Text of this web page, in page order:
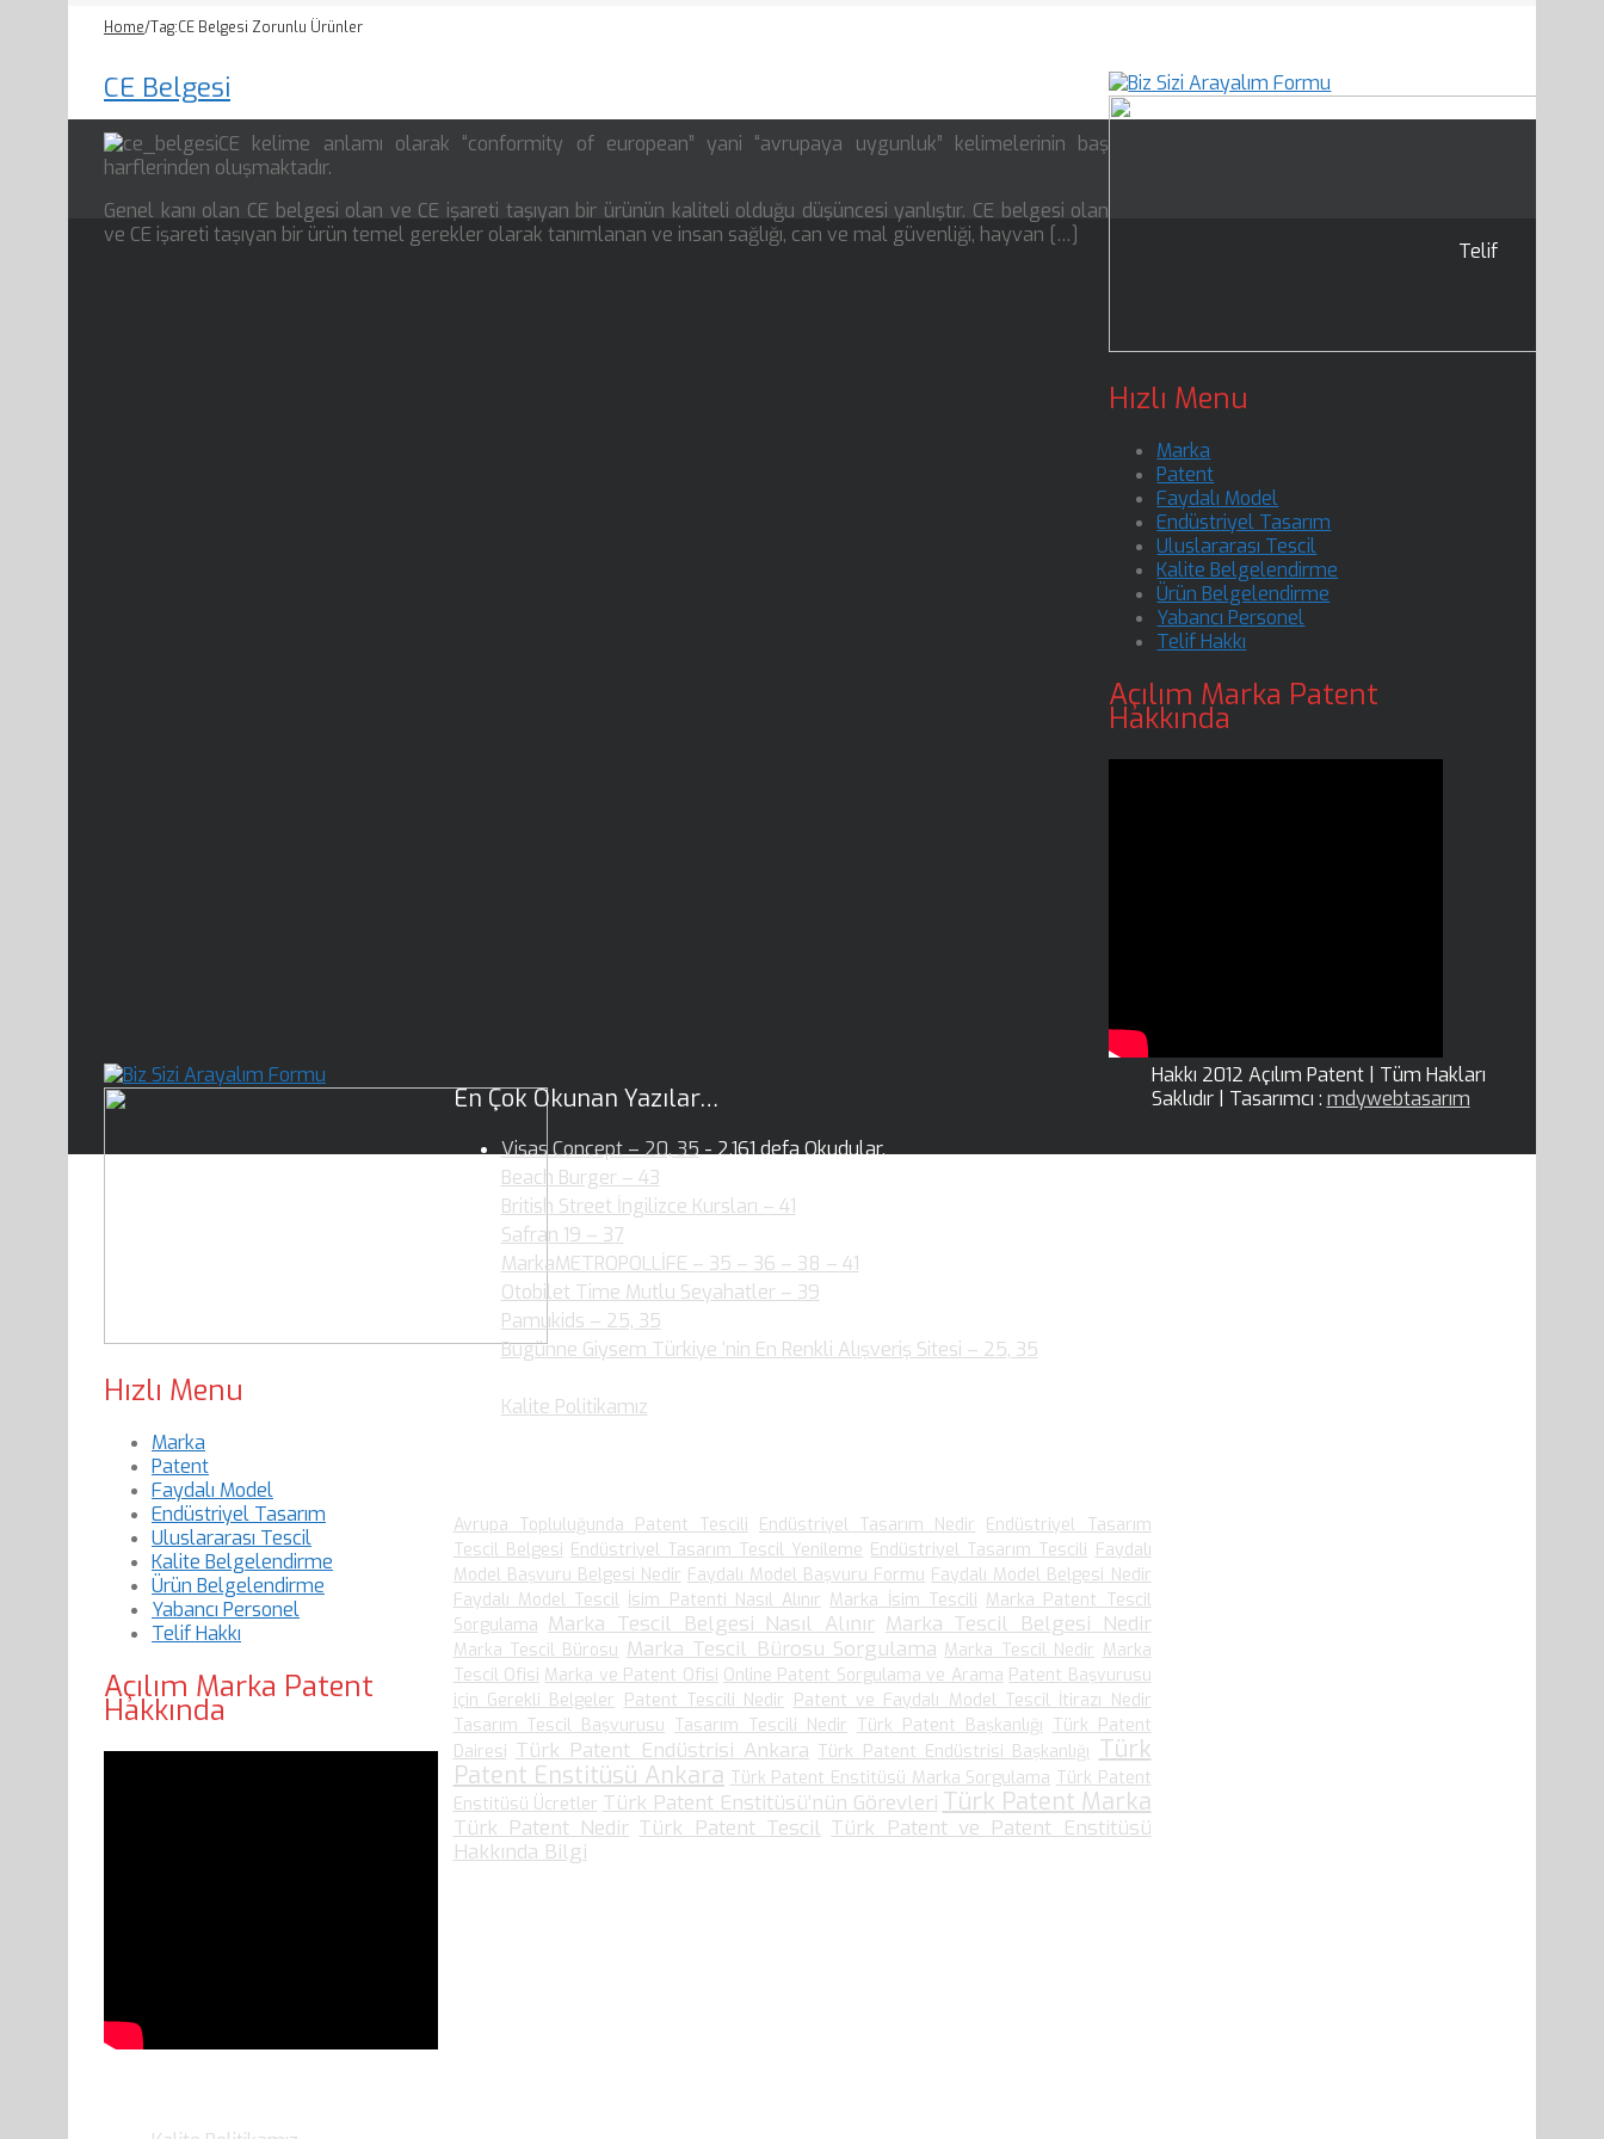
Home/Tag:CE Belgesi Zorunlu Ürünler
CE Belgesi
CE kelime anlamı olarak “conformity of european” yani “avrupaya uygunluk” kelimelerinin baş
harflerinden oluşmaktadır.
Genel kanı olan CE belgesi olan ve CE işareti taşıyan bir ürünün kaliteli olduğu düşüncesi yanlıştır. CE belgesi olan
ve CE işareti taşıyan bir ürün temel gerekler olarak tanımlanan ve insan sağlığı, can ve mal güvenliği, hayvan […]
Hızlı Menu
Marka
Patent
Faydalı Model
Endüstriyel Tasarım
Uluslararası Tescil
Kalite Belgelendirme
Ürün Belgelendirme
Yabancı Personel
Telif Hakkı
Açılım Marka Patent
Hakkında
Hızlı Menu
Marka
Patent
Faydalı Model
Endüstriyel Tasarım
Uluslararası Tescil
Kalite Belgelendirme
Ürün Belgelendirme
Yabancı Personel
Telif Hakkı
Açılım Marka Patent
Hakkında
En Çok Okunan Yazılar…
Visas Concept – 20, 35- 2.161 defa Okudular.
Beach Burger – 43
British Street İngilizce Kursları – 41
Safran 19 – 37
MarkaMETROPOLLİFE – 35 – 36 – 38 – 41
Otobilet Time Mutlu Seyahatler – 39
Pamukids – 25, 35
Bugünne Giysem Türkiye ‘nin En Renkli Alışveriş Sitesi – 25, 35
Kalite Politikamız
Avrupa Topluluğunda Patent Tescili Endüstriyel Tasarım Nedir Endüstriyel Tasarım
Tescil Belgesi Endüstriyel Tasarım Tescil Yenileme Endüstriyel Tasarım Tescili Faydalı
Model Başvuru Belgesi Nedir Faydalı Model Başvuru Formu Faydalı Model Belgesi Nedir
Faydalı Model Tescil İsim Patenti Nasıl Alınır Marka İsim Tescili Marka Patent Tescil
Sorgulama Marka Tescil Belgesi Nasıl Alınır Marka Tescil Belgesi Nedir
Marka Tescil Bürosu Marka Tescil Bürosu Sorgulama Marka Tescil Nedir Marka
Tescil Ofisi Marka ve Patent Ofisi Online Patent Sorgulama ve Arama Patent Başvurusu
için Gerekli Belgeler Patent Tescili Nedir Patent ve Faydalı Model Tescil İtirazı Nedir
Tasarım Tescil Başvurusu Tasarım Tescili Nedir Türk Patent Başkanlığı Türk Patent
Dairesi Türk Patent Endüstrisi Ankara Türk Patent Endüstrisi Başkanlığı Türk
Patent Enstitüsü Ankara Türk Patent Enstitüsü Marka Sorgulama Türk Patent
Enstitüsü Ücretler Türk Patent Enstitüsü’nün Görevleri Türk Patent Marka
Türk Patent Nedir Türk Patent Tescil Türk Patent ve Patent Enstitüsü
Hakkında Bilgi
Telif
Hakkı 2012 Açılım Patent | Tüm Hakları
Saklıdır | Tasarımcı : mdywebtasarım